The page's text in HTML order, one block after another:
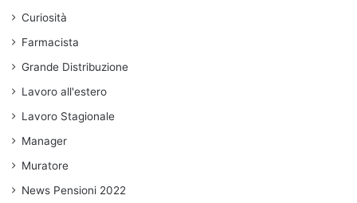
Curiosità
Farmacista
Grande Distribuzione
Lavoro all'estero
Lavoro Stagionale
Manager
Muratore
News Pensioni 2022